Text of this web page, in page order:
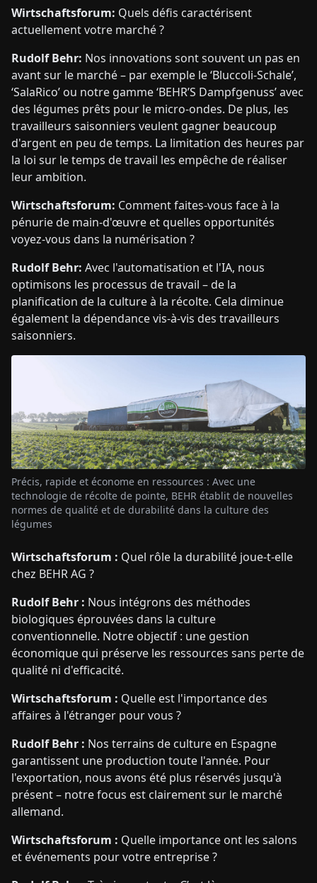
Wirtschaftsforum: Quels défis caractérisent
actuellement votre marché ?
Rudolf Behr: Nos innovations sont souvent un pas en
avant sur le marché – par exemple le ‘Bluccoli-Schale’,
‘SalaRico’ ou notre gamme ‘BEHR’S Dampfgenuss’ avec
des légumes prêts pour le micro-ondes. De plus, les
travailleurs saisonniers veulent gagner beaucoup
d'argent en peu de temps. La limitation des heures par
la loi sur le temps de travail les empêche de réaliser
leur ambition.
Wirtschaftsforum: Comment faites-vous face à la
pénurie de main-d'œuvre et quelles opportunités
voyez-vous dans la numérisation ?
Rudolf Behr: Avec l'automatisation et l'IA, nous
optimisons les processus de travail – de la
planification de la culture à la récolte. Cela diminue
également la dépendance vis-à-vis des travailleurs
saisonniers.
Précis, rapide et économe en ressources : Avec une
technologie de récolte de pointe, BEHR établit de nouvelles
normes de qualité et de durabilité dans la culture des
légumes
Wirtschaftsforum : Quel rôle la durabilité joue-t-elle
chez BEHR AG ?
Rudolf Behr : Nous intégrons des méthodes
biologiques éprouvées dans la culture
conventionnelle. Notre objectif : une gestion
économique qui préserve les ressources sans perte de
qualité ni d'efficacité.
Wirtschaftsforum : Quelle est l'importance des
affaires à l'étranger pour vous ?
Rudolf Behr : Nos terrains de culture en Espagne
garantissent une production toute l'année. Pour
l'exportation, nous avons été plus réservés jusqu'à
présent – notre focus est clairement sur le marché
allemand.
Wirtschaftsforum : Quelle importance ont les salons
et événements pour votre entreprise ?